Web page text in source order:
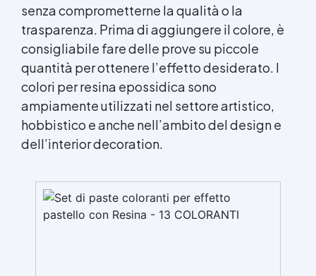
senza comprometterne la qualità o la
trasparenza. Prima di aggiungere il colore, è
consigliabile fare delle prove su piccole
quantità per ottenere l’effetto desiderato. I
colori per resina epossidica sono
ampiamente utilizzati nel settore artistico,
hobbistico e anche nell’ambito del design e
dell’interior decoration.